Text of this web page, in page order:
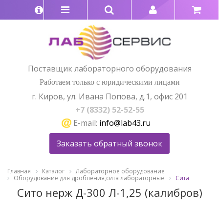
Поставщик лабораторного оборудования
Работаем только с юридическими лицами
г. Киров, ул. Ивана Попова, д.1, офис 201
+7 (8332) 52-52-55
E-mail: info@lab43.ru
Заказать обратный звонок
Главная Каталог
Лабораторное оборудование
Оборудование для дробления,сита лабораторные
Сита
Сито нерж Д-300 Л-1,25 (калибров)